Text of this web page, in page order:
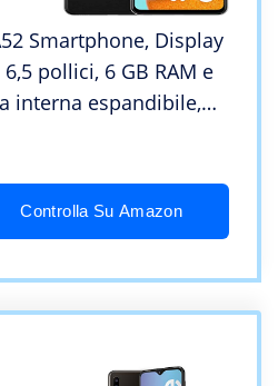
Smartphone, Display
pollici, 6 GB RAM e
interna espandibile,
ricarica Ultra-Rapida
Controlla Su Amazon